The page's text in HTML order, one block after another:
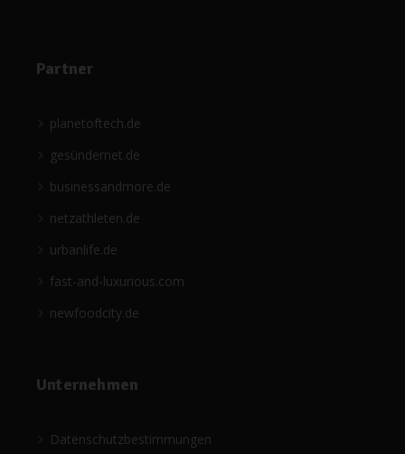
Partner
planetoftech.de
gesündernet.de
businessandmore.de
netzathleten.de
urbanlife.de
fast-and-luxurious.com
newfoodcity.de
Unternehmen
Datenschutzbestimmungen